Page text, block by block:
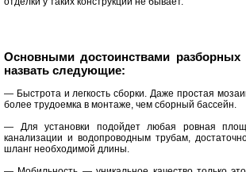
Основными достоинствами разборных
назвать следующие:
— Быстрота и легкость сборки. Даже простая
более трудоемка в монтаже, чем сборный бассейн.
— Для установки подойдет любая ровная
канализации и водопроводным трубам,
шланг необходимой длины.